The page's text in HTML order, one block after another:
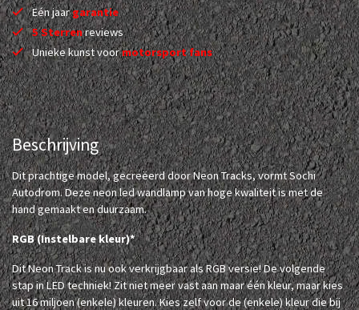
Eén jaargarantie
5 Sterrenreviews
Unieke kunst voormotorsport fans
Beschrijving
Dit prachtige model, gecreëerd door Neon Tracks, vormt Sochi
Autodrom. Deze neon led wandlamp van hoge kwaliteit is met de
hand gemaakt en duurzaam.
RGB (Instelbare kleur)*
Dit Neon Track is nu ook verkrijgbaar als RGB versie! De volgende
stap in LED techniek! Zit niet meer vast aan maar één kleur, maar kies
uit 16 miljoen (enkele) kleuren. Kies zelf voor de (enkele) kleur die bij